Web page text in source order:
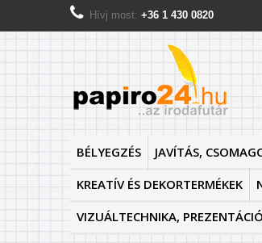
Hívj most: +36 1 430 0820
BÉLYEGZÉS JAVÍTÁS,
KREATÍV ÉS DEKORTERMÉKEK
VIZUÁLTECHNIKA,